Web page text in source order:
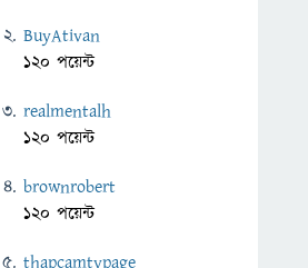
BuyAtivan
120 পয়েন্ট
realmentalh
120 পয়েন্ট
brownrobert
120 পয়েন্ট
thapcamtvpage